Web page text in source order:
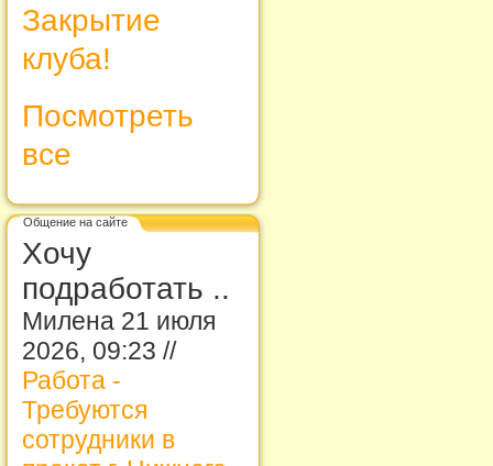
Закрытие
клуба!
Посмотреть
все
Общение на сайте
Хочу
подработать ..
Милена 21 июля
2026, 09:23 //
Работа -
Требуются
сотрудники в